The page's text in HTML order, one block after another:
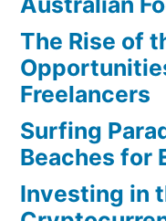
The Rise of
Freelancers
Surfing
Beaches for
Investing in